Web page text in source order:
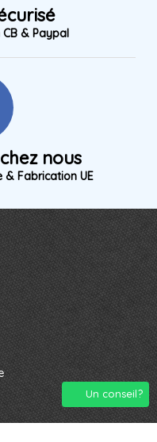
CB & Paypal
nous
& Fabrication UE
Un conseil?